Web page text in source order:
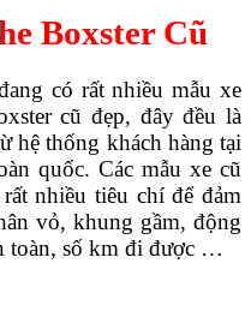
Boxster Cũ
có rất nhiều mẫu xe
cũ đẹp, đây đều là
hệ thống khách hàng tại
quốc. Các mẫu xe cũ
nhiều tiêu chí để đảm
vỏ, khung gầm, động
toàn, số km đi được …